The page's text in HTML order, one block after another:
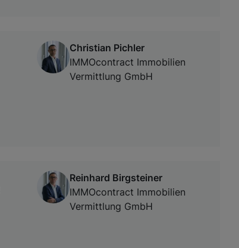
Christian Pichler
IMMOcontract Immobilien
Vermittlung GmbH
Reinhard Birgsteiner
IMMOcontract Immobilien
Vermittlung GmbH